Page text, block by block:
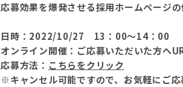
応募効果を爆発させる採用ホームページ
日時：2022/10/27 13：00～14：00
オンライン開催：ご応募いただいた方へ
応募方法： こちらをクリック
※キャンセル可能ですので、お気軽にご応